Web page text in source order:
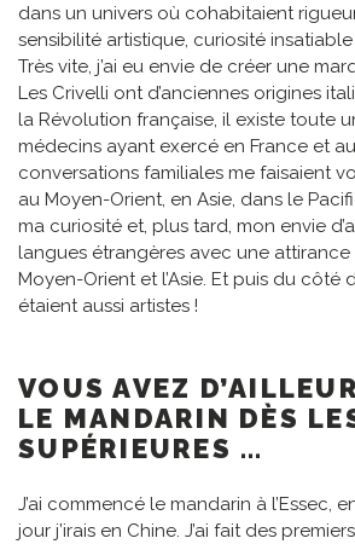
dans un univers où cohabitaient
sensibilité artistique, curiosité
Très vite, j’ai eu envie de créer une
Les Crivelli ont d’anciennes origines
la Révolution française, il existe toute
médecins ayant exercé en France et
conversations familiales me faisaient
au Moyen-Orient, en Asie, dans le
ma curiosité et, plus tard, mon envie
langues étrangères avec une
Moyen-Orient et l’Asie. Et puis du côté
étaient aussi artistes !
VOUS AVEZ
LE MANDARIN DÈS
SUPÉRIEURES …
J’ai commencé le mandarin à l’Essec,
jour j’irais en Chine. J’ai fait des